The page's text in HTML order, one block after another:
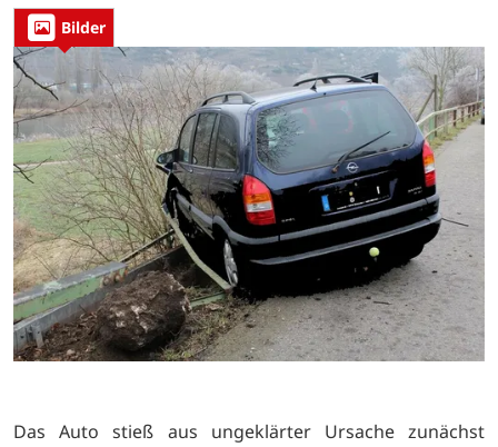
Bilder
Das Auto stieß aus ungeklärter Ursache zunächst